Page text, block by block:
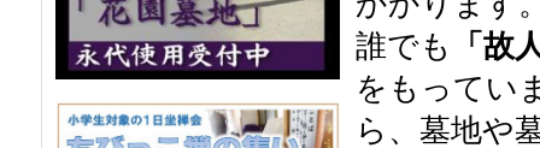
誰でも
「故
をもってい
ら、墓地や